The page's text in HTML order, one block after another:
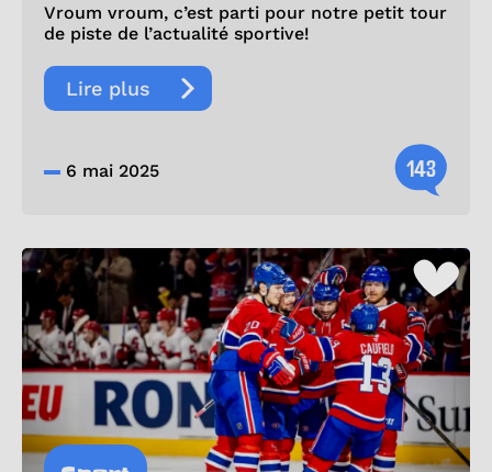
Vroum vroum, c’est parti pour notre petit tour
de piste de l’actualité sportive!
Lire plus
6 mai 2025 143